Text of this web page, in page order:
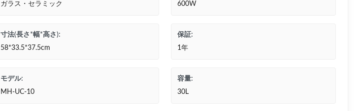
ガラス・セラミック
600W
寸法(長さ*幅*高さ):
58*33.5*37.5cm
保証:
1年
モデル:
MH-UC-10
容量:
30L